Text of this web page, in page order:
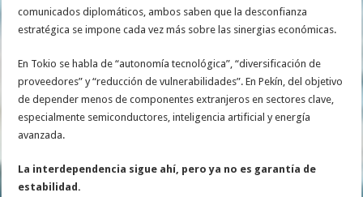
comunicados diplomáticos, ambos saben que la desconfianza
estratégica se impone cada vez más sobre las sinergias económicas.
En Tokio se habla de “autonomía tecnológica”, “diversificación de
proveedores” y “reducción de vulnerabilidades”. En Pekín, del objetivo
de depender menos de componentes extranjeros en sectores clave,
especialmente semiconductores, inteligencia artificial y energía
avanzada.
La interdependencia sigue ahí, pero ya no es garantía de
estabilidad.